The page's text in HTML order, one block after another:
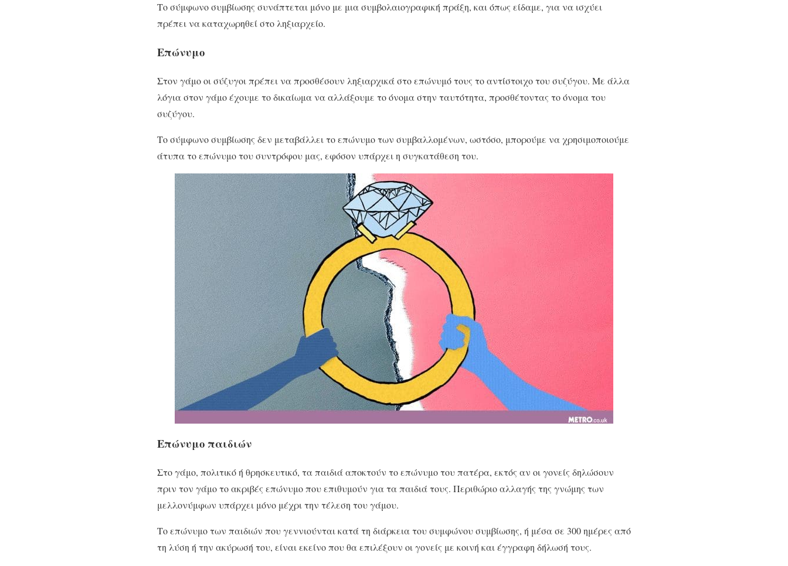
Το σύμφωνο συμβίωσης συνάπτεται μόνο με μια συμβολαιογραφική πράξη, και όπως είδαμε, για να ισχύει
πρέπει να καταχωρηθεί στο ληξιαρχείο.
Επώνυμο
Στον γάμο οι σύζυγοι πρέπει να προσθέσουν ληξιαρχικά στο επώνυμό τους το αντίστοιχο του συζύγου. Με άλλα
λόγια στον γάμο έχουμε το δικαίωμα να αλλάξουμε το όνομα στην ταυτότητα, προσθέτοντας το όνομα του
συζύγου.
Το σύμφωνο συμβίωσης δεν μεταβάλλει το επώνυμο των συμβαλλομένων, ωστόσο, μπορούμε να χρησιμοποιούμε
άτυπα το επώνυμο του συντρόφου μας, εφόσον υπάρχει η συγκατάθεση του.
Επώνυμο παιδιών
Στο γάμο, πολιτικό ή θρησκευτικό, τα παιδιά αποκτούν το επώνυμο του πατέρα, εκτός αν οι γονείς δηλώσουν
πριν τον γάμο το ακριβές επώνυμο που επιθυμούν για τα παιδιά τους. Περιθώριο αλλαγής της γνώμης των
μελλονύμφων υπάρχει μόνο μέχρι την τέλεση του γάμου.
Το επώνυμο των παιδιών που γεννιούνται κατά τη διάρκεια του συμφώνου συμβίωσης, ή μέσα σε 300 ημέρες από
τη λύση ή την ακύρωσή του, είναι εκείνο που θα επιλέξουν οι γονείς με κοινή και έγγραφη δήλωσή τους.